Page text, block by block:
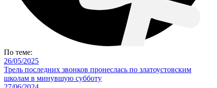
По теме:
26/05/2025
Трель последних звонков пронеслась по златоустовским
школам в минувшую субботу